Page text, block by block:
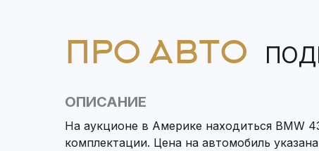
ПРО АВТО
ОПИСАНИЕ
На аукционе в Америке находиться BMW
комплектации. Цена на автомобиль